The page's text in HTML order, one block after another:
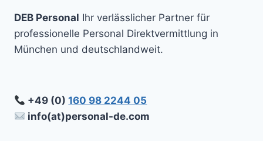
DEB Personal Ihr verlässlicher Partner für
professionelle Personal Direktvermittlung in
München und deutschlandweit.
+49 (0)160 98 2244 05
info(at)personal-de.com